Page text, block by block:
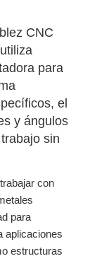
CNC
para
el
y ángulos
sin
con
para
aplicaciones
estructuras